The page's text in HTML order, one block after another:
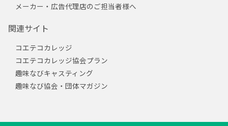
メーカー・広告代理店のご担当者様へ
関連サイト
コエテコカレッジ
コエテコカレッジ協会プラン
趣味なびキャスティング
趣味なび協会・団体マガジン